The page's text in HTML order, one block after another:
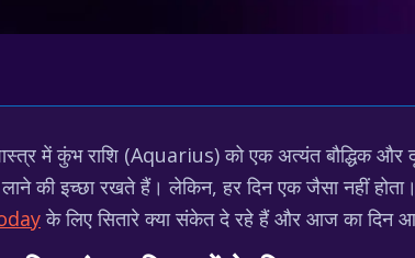
में कुंभ राशि (Aquarius) को एक अत्यंत बौद्धिक और
की इच्छा रखते हैं। लेकिन, हर दिन एक जैसा नहीं
के लिए सितारे क्या संकेत दे रहे हैं और आज का दिन